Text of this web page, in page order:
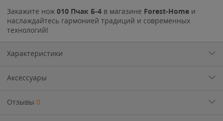
Закажите нож 010 Пчак Б-4 в магазине Forest-Home и
наслаждайтесь гармонией традиций и современных
технологий!
Характеристики
Аксессуары
Отзывы 0